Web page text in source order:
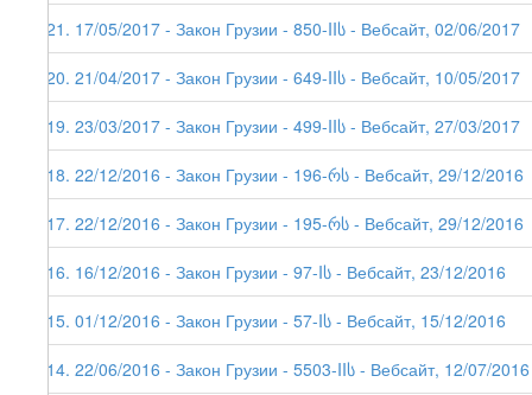
121. 17/05/2017 - Закон Грузии - 850-IIს - Вебсайт, 02/06/2017
120. 21/04/2017 - Закон Грузии - 649-IIს - Вебсайт, 10/05/2017
119. 23/03/2017 - Закон Грузии - 499-IIს - Вебсайт, 27/03/2017
118. 22/12/2016 - Закон Грузии - 196-რს - Вебсайт, 29/12/2016
117. 22/12/2016 - Закон Грузии - 195-რს - Вебсайт, 29/12/2016
116. 16/12/2016 - Закон Грузии - 97-Iს - Вебсайт, 23/12/2016
115. 01/12/2016 - Закон Грузии - 57-Iს - Вебсайт, 15/12/2016
114. 22/06/2016 - Закон Грузии - 5503-IIს - Вебсайт, 12/07/2016